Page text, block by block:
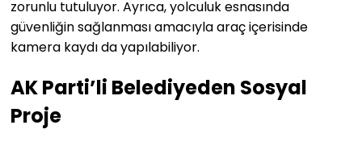
zorunlu tutuluyor. Ayrıca, yolculuk esnasında
güvenliğin sağlanması amacıyla araç içerisinde
kamera kaydı da yapılabiliyor.
AK Parti’li Belediyeden Sosyal
Proje